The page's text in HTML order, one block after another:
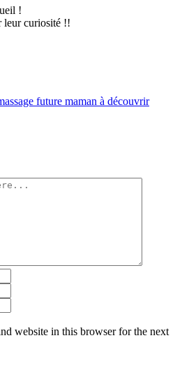
!
leur curiosité !!
future maman à découvrir
website in this browser for the next